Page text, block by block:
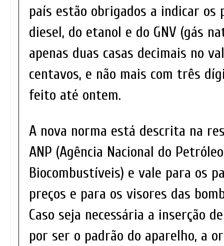
país estão obrigados a indicar os
diesel, do etanol e do GNV (gás
apenas duas casas decimais no
centavos, e não mais com três
feito até ontem.
A nova norma está descrita na
ANP (Agência Nacional do
Biocombustíveis) e vale para os
preços e para os visores das
Caso seja necessária a inserção
por ser o padrão do aparelho, a